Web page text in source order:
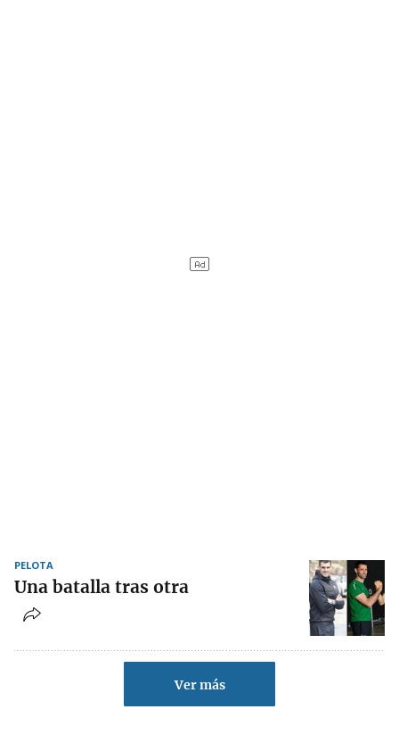
PELOTA
Una batalla tras otra
Ver más